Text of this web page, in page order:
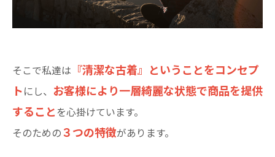
そこで私達は 『清潔な古着』ということをコンセプ
トにし、 お客様により一層綺麗な状態で商品を提供
すること を心掛けています。
そのための３つの特徴があります。